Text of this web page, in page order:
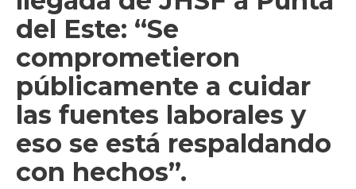
del Este: “Se
comprometieron
públicamente a cuidar
las fuentes laborales y
eso se está respaldando
con hechos”.